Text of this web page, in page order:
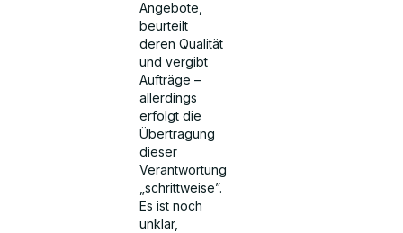
Angebote,
beurteilt
deren Qualität
und vergibt
Aufträge –
allerdings
erfolgt die
Übertragung
dieser
Verantwortung
„schrittweise”.
Es ist noch
unklar,